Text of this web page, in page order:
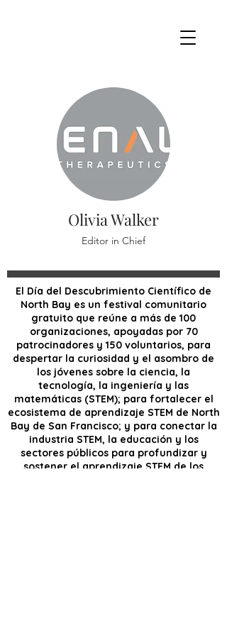
Olivia Walker
Editor in Chief
El Día del Descubrimiento Científico de
North Bay es un festival comunitario
gratuito que reúne a más de 100
organizaciones, apoyadas por 70
patrocinadores y 150 voluntarios, para
despertar la curiosidad y el asombro de
los jóvenes sobre la ciencia, la
tecnología, la ingeniería y las
matemáticas (STEM); para fortalecer el
ecosistema de aprendizaje STEM de North
Bay de San Francisco; y para conectar la
industria STEM, la educación y los
sectores públicos para profundizar y
sostener el aprendizaje STEM de los